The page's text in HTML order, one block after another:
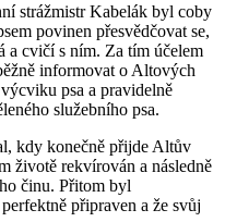
strážmistr Kabelák byl coby
povinen přesvědčovat se,
a cvičí s ním. Za tím účelem
informovat o Altových
psa a pravidelně
služebního psa.
kdy konečně přijde Altův
životě rekvírován a následně
činu. Přitom byl
připraven a že svůj